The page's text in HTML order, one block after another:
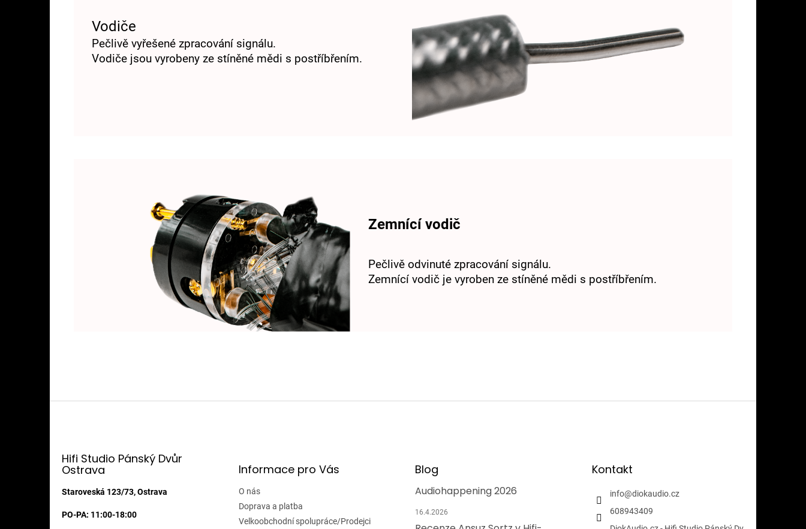
Vodiče
Pečlivě vyřešené zpracování signálu.
Vodiče jsou vyrobeny ze stíněné mědi s postříbřením.
Zemnící vodič
Pečlivě odvinuté zpracování signálu.
Zemnící vodič je vyroben ze stíněné mědi s postříbřením.
Hifi Studio Pánský Dvůr
Ostrava
Staroveská 123/73, Ostrava
PO-PA: 11:00-18:00
Informace pro Vás
O nás
Doprava a platba
Velkoobchodní spolupráce/Prodejci
Blog
Audiohappening 2026
16.4.2026
Kontakt
info@diokaudio.cz
608943409